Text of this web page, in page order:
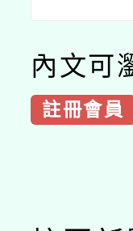
內文可
註冊會員